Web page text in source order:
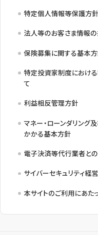
特定個人情報等保護方針
法人等のお客さま情報
保険募集に関する基本方
特定投資家制度における
て
利益相反管理方針
マネー・ローンダリング
かかる基本方針
電子決済等代行業者と
サイバーセキュリティ経
本サイトのご利用にあた